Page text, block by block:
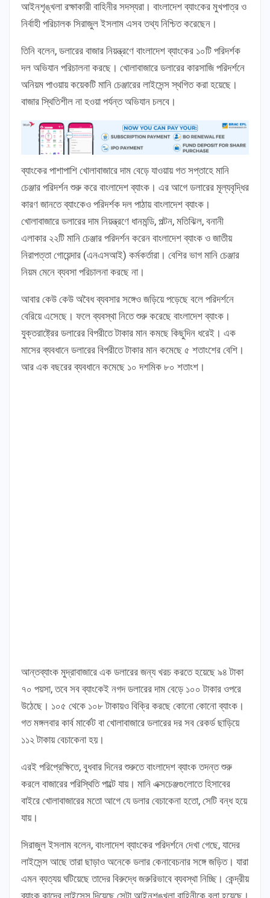
আইনশৃঙ্খলা রক্ষাকারী বাহিনীর সদস্যরা। বাংলাদেশ ব্যাংকের মুখপাত্র ও
নির্বাহী পরিচালক সিরাজুল ইসলাম এসব তথ্য নিশ্চিত করেছেন।
তিনি বলেন, ডলারের বাজার নিয়ন্ত্রণে বাংলাদেশ ব্যাংকের ১০টি পরিদর্শক
দল অভিযান পরিচালনা করছে। খোলাবাজারে ডলারের কারসাজি পরিদর্শনে
অনিয়ম পাওয়ায় কয়েকটি মানি চেঞ্জারের লাইসেন্স স্থগিত করা হয়েছে।
বাজার স্থিতিশীল না হওয়া পর্যন্ত অভিযান চলবে।
ব্যাংকের পাশাপাশি খোলাবাজারে দাম বেড়ে যাওয়ায় গত সপ্তাহে মানি
চেঞ্জার পরিদর্শন শুরু করে বাংলাদেশ ব্যাংক। এর আগে ডলারের মূল্যবৃদ্ধির
কারণ জানতে ব্যাংকেও পরিদর্শক দল পাঠায় বাংলাদেশ ব্যাংক।
খোলাবাজারে ডলারের দাম নিয়ন্ত্রণে ধানমন্ডি, পল্টন, মতিঝিল, বনানী
এলাকার ২২টি মানি চেঞ্জার পরিদর্শন করেন বাংলাদেশ ব্যাংক ও জাতীয়
নিরাপত্তা গোয়েন্দার (এনএসআই) কর্মকর্তারা। বেশির ভাগ মানি চেঞ্জার
নিয়ম মেনে ব্যবসা পরিচালনা করছে না।
আবার কেউ কেউ অবৈধ ব্যবসার সঙ্গেও জড়িয়ে পড়েছে বলে পরিদর্শনে
বেরিয়ে এসেছে। ফলে ব্যবস্থা নিতে শুরু করেছে বাংলাদেশ ব্যাংক।
যুক্তরাষ্ট্রের ডলারের বিপরীতে টাকার মান কমছে কিছুদিন ধরেই। এক
মাসের ব্যবধানে ডলারের বিপরীতে টাকার মান কমেছে ৫ শতাংশের বেশি।
আর এক বছরের ব্যবধানে কমেছে ১০ দশমিক ৮০ শতাংশ।
আন্তব্যাংক মুদ্রাবাজারে এক ডলারের জন্য খরচ করতে হয়েছে ৯৪ টাকা
৭০ পয়সা, তবে সব ব্যাংকেই নগদ ডলারের দাম বেড়ে ১০০ টাকার ওপরে
উঠেছে। ১০৫ থেকে ১০৮ টাকায়ও বিক্রি করছে কোনো কোনো ব্যাংক।
গত মঙ্গলবার কার্ব মার্কেট বা খোলাবাজারে ডলারের দর সব রেকর্ড ছাড়িয়ে
১১২ টাকায় বেচাকেনা হয়।
এরই পরিপ্রেক্ষিতে, বুধবার দিনের শুরুতে বাংলাদেশ ব্যাংক তদন্ত শুরু
করলে বাজারের পরিস্থিতি পাল্টে যায়। মানি এক্সচেঞ্জগুলোতে হিসাবের
বাইরে খোলাবাজারের মতো আগে যে ডলার বেচাকেনা হতো, সেটি বন্ধ হয়ে
যায়।
সিরাজুল ইসলাম বলেন, বাংলাদেশ ব্যাংকের পরিদর্শনে দেখা গেছে, যাদের
লাইসেন্স আছে তারা ছাড়াও অনেকে ডলার কেনাবেচনার সঙ্গে জড়িত। যারা
এমন ব্যত্যয় ঘটিয়েছে তাদের বিরুদ্ধে জরুরিভাবে ব্যবস্থা নিচ্ছি। কেন্দ্রীয়
ব্যাংক কাদের লাইসেন্স দিয়েছে সেটা আইনশৃঙ্খলা বাহিনীকে বলা হয়েছে।